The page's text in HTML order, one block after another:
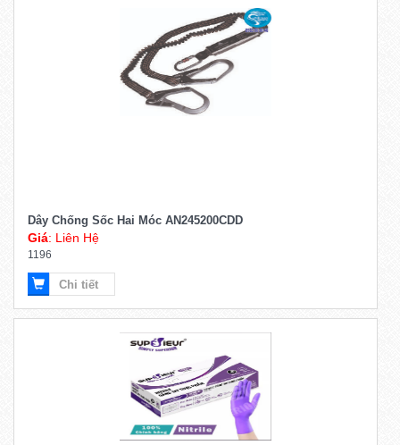
Dây Chống Sốc Hai Móc AN245200CDD
Giá: Liên Hệ
1196
Chi tiết